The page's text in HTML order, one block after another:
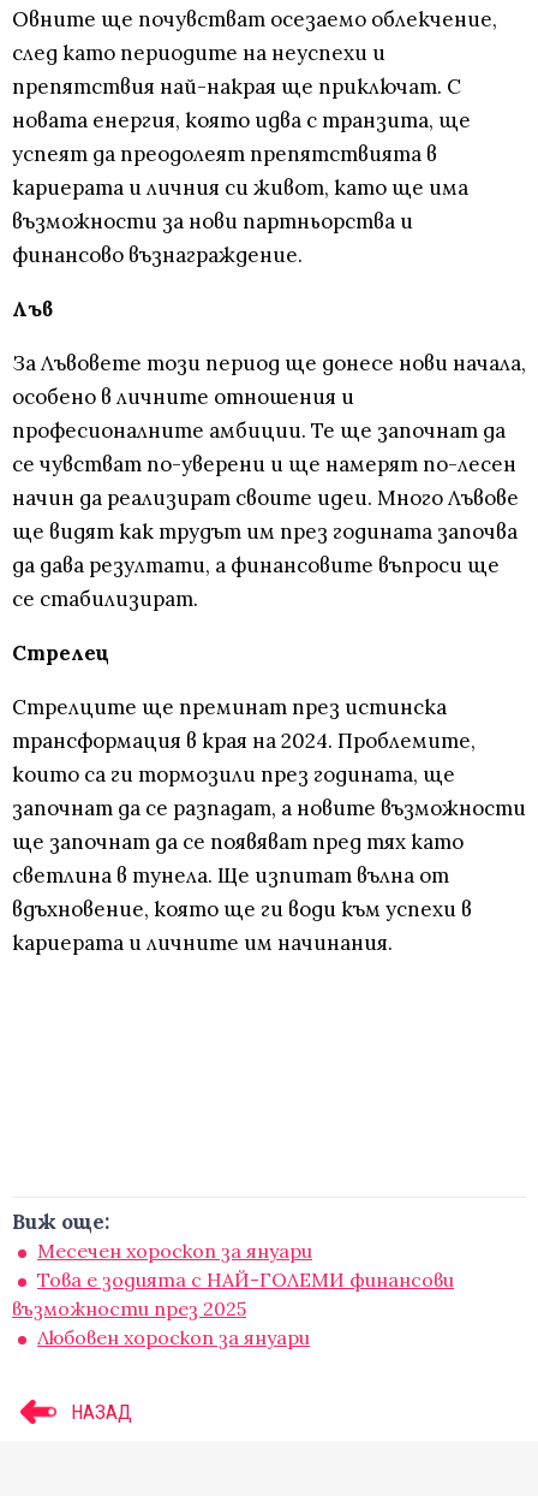
Овните ще почувстват осезаемо облекчение,
след като периодите на неуспехи и
препятствия най-накрая ще приключат. С
новата енергия, която идва с транзита, ще
успеят да преодолеят препятствията в
кариерата и личния си живот, като ще има
възможности за нови партньорства и
финансово възнаграждение.
Лъв
За Лъвовете този период ще донесе нови начала,
особено в личните отношения и
професионалните амбиции. Те ще започнат да
се чувстват по-уверени и ще намерят по-лесен
начин да реализират своите идеи. Много Лъвове
ще видят как трудът им през годината започва
да дава резултати, а финансовите въпроси ще
се стабилизират.
Стрелец
Стрелците ще преминат през истинска
трансформация в края на 2024. Проблемите,
които са ги тормозили през годината, ще
започнат да се разпадат, а новите възможности
ще започнат да се появяват пред тях като
светлина в тунела. Ще изпитат вълна от
вдъхновение, която ще ги води към успехи в
кариерата и личните им начинания.
Виж още:
Месечен хороскоп за януари
Това е зодията с НАЙ-ГОЛЕМИ финансови
възможности през 2025
Любовен хороскоп за януари
НАЗАД